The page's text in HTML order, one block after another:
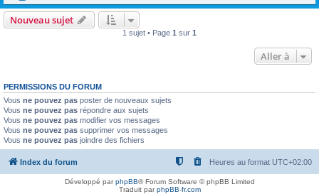
Nouveau sujet
1 sujet • Page 1 sur 1
Aller à
PERMISSIONS DU FORUM
Vous ne pouvez pas poster de nouveaux sujets
Vous ne pouvez pas répondre aux sujets
Vous ne pouvez pas modifier vos messages
Vous ne pouvez pas supprimer vos messages
Vous ne pouvez pas joindre des fichiers
Index du forum Heures au format UTC+02:00
Développé parphpBB® Forum Software © phpBB Limited
Traduit parphpBB-fr.com